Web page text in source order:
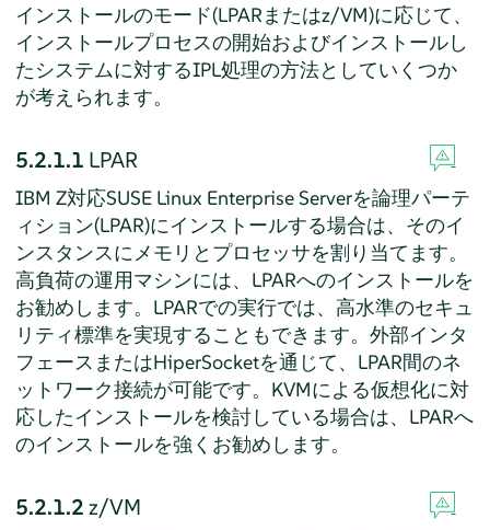
インストールのモード(LPARまたはz/VM)に応じて、
インストールプロセスの開始およびインストールし
たシステムに対するIPL処理の方法としていくつか
が考えられます。
5.2.1.1 LPAR
IBM Z対応SUSE Linux Enterprise Serverを論理パーテ
ィション(LPAR)にインストールする場合は、そのイ
ンスタンスにメモリとプロセッサを割り当てます。
高負荷の運用マシンには、LPARへのインストールを
お勧めします。LPARでの実行では、高水準のセキュ
リティ標準を実現することもできます。外部インタ
フェースまたはHiperSocketを通じて、LPAR間のネ
ットワーク接続が可能です。KVMによる仮想化に対
応したインストールを検討している場合は、LPARへ
のインストールを強くお勧めします。
5.2.1.2z/VM